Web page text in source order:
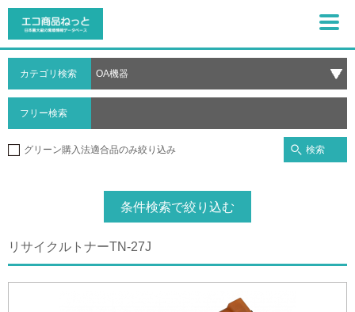
カテゴリ検索
フリー検索
グリーン購入法適合品のみ絞り込み 検索
条件検索で絞り込む
リサイクルトナーTN-27J